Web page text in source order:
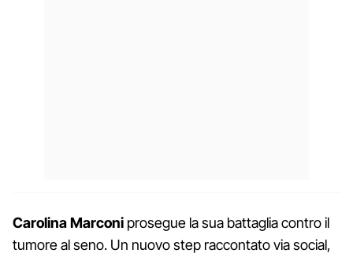
CarolinaMarconi prosegue la sua battaglia contro il
tumore al seno. Un nuovo step raccontato via social,